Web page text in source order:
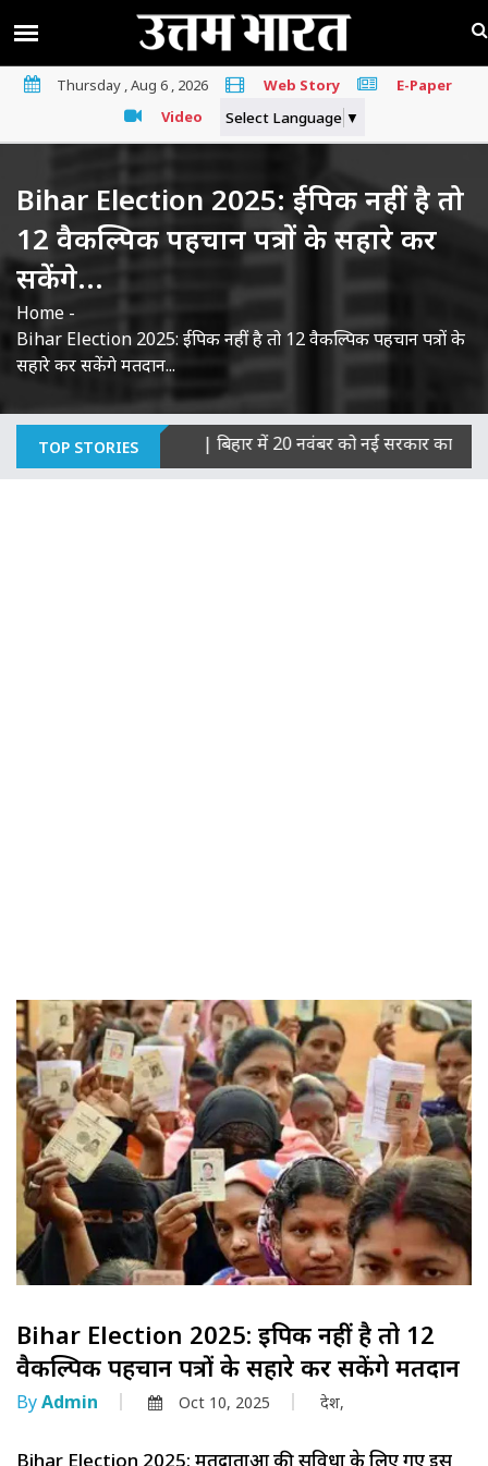
Thursday , Aug 6 , 2026 Web Story
E-Paper
Video
Select Language ▼
Bihar Election 2025: ईपिक नहीं है तो
12 वैकल्पिक पहचान पत्रों के सहारे कर
सकेंगे...
Home -
Bihar Election 2025: ईपिक नहीं है तो 12 वैकल्पिक पहचान पत्रों के
सहारे कर सकेंगे मतदान...
TOP STORIES
का माना दोषी| बिहार में 20 नवंबर को नई सरकार का शपथ ग्रहण,
Bihar Election 2025: ईपिक नहीं है तो 12
वैकल्पिक पहचान पत्रों के सहारे कर सकेंगे मतदान
ByAdmin Oct 10, 2025 देश,
Bihar Election 2025: मतदाताओं की सुविधा के लिए गए इस